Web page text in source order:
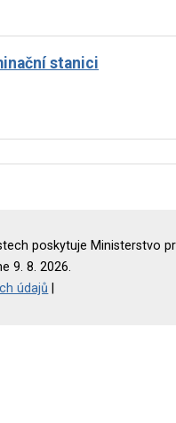
stanici
poskytuje Ministerstvo
9. 8. 2026.
údajů